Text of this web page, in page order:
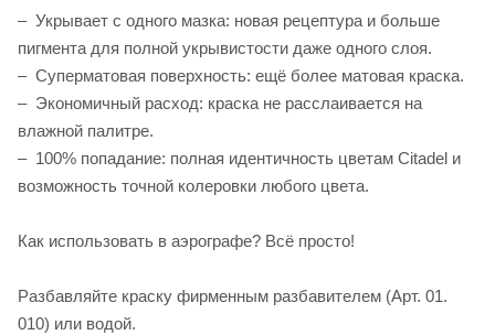
– Укрывает с одного мазка: новая рецептура и больше
пигмента для полной укрывистости даже одного слоя.
– Суперматовая поверхность: ещё более матовая краска.
– Экономичный расход: краска не расслаивается на
влажной палитре.
– 100% попадание: полная идентичность цветам Citadel и
возможность точной колеровки любого цвета.
Как использовать в аэрографе? Всё просто!
Разбавляйте краску фирменным разбавителем (Арт. 01.
010) или водой.